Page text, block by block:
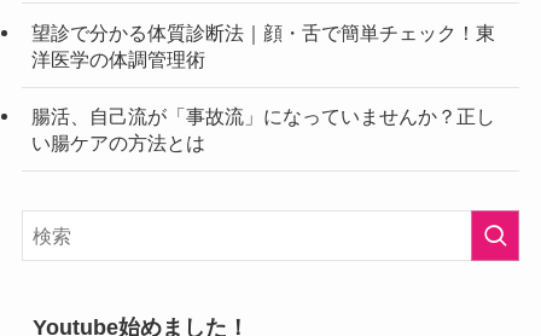
望診で分かる体質診断法｜顔・舌で簡単チェック！東
洋医学の体調管理術
腸活、自己流が「事故流」になっていませんか？正し
い腸ケアの方法とは
Youtube始めました！